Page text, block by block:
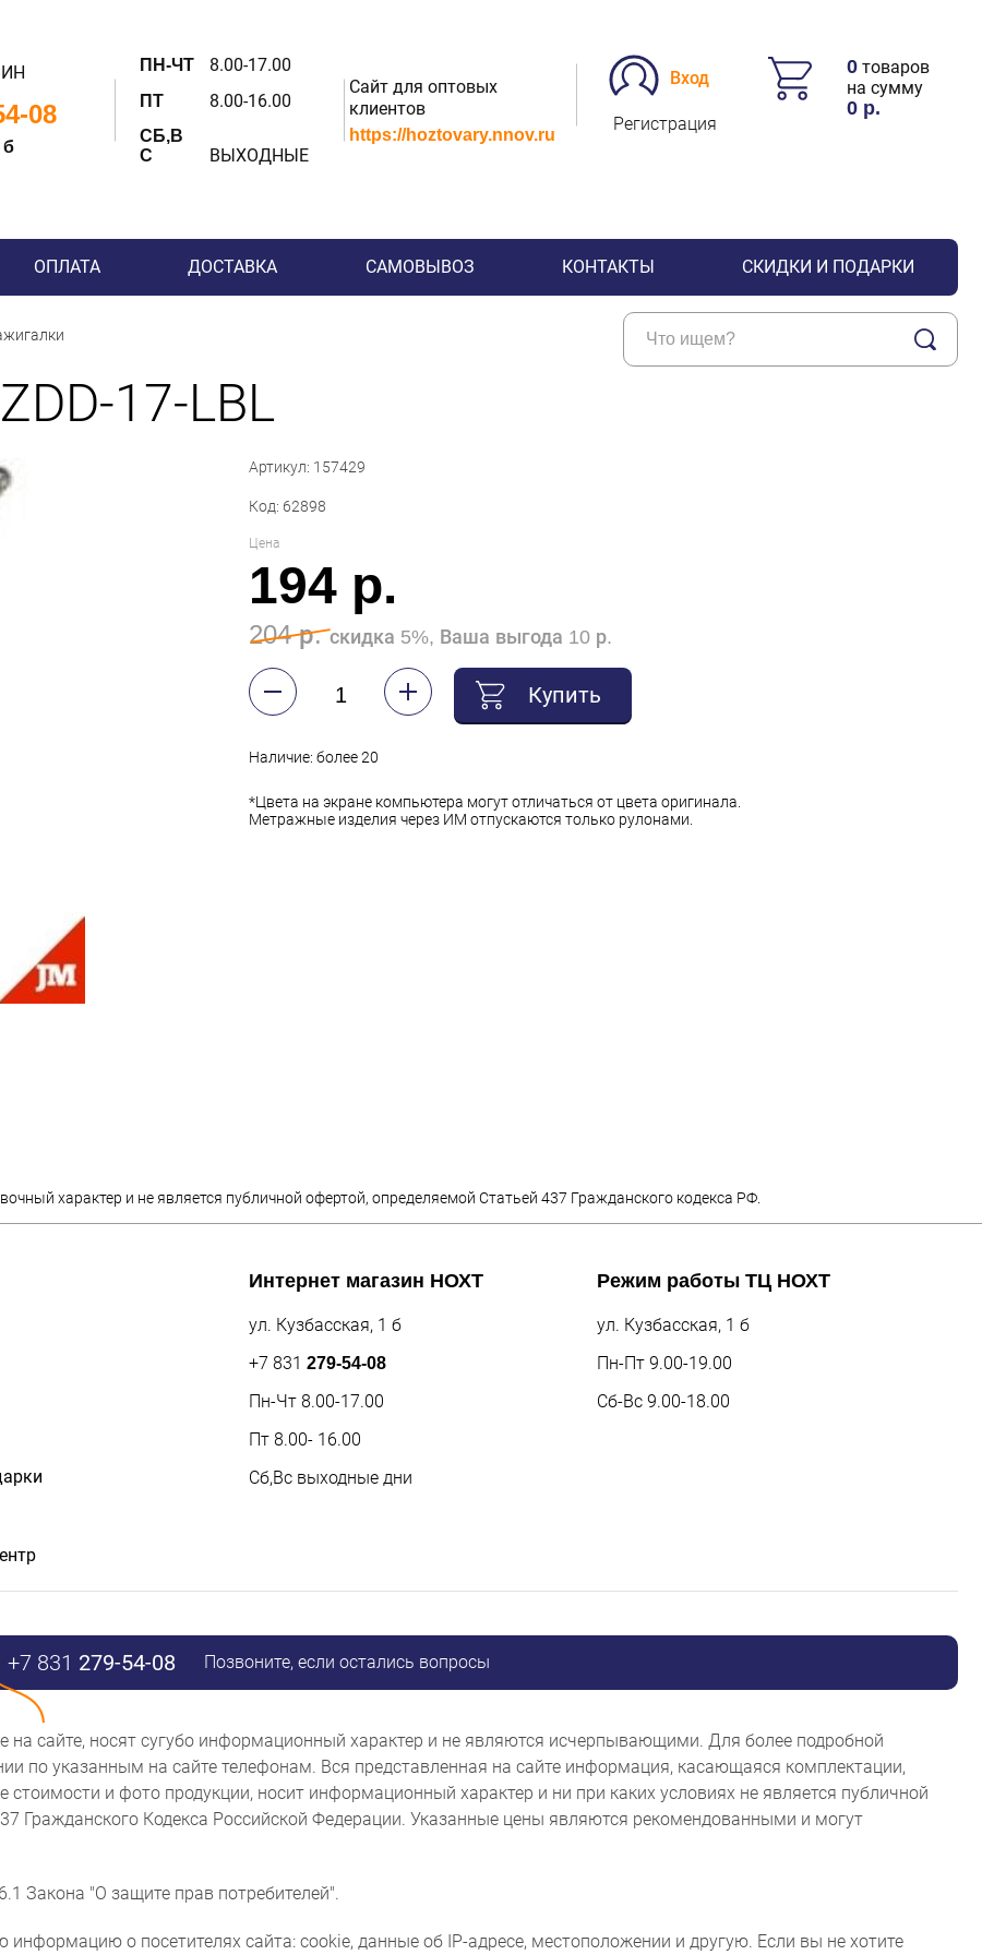
08
б
ПН-ЧТ 8.00-17.00
ПТ 8.00-16.00
СБ,В
С
ВЫХОДНЫЕ
Сайт для оптовых
клиентов
https://hoztovary.nnov.ru
Вход
Регистрация
0 товаров
на сумму
0 р.
ОПЛАТА ДОСТАВКА САМОВЫВОЗ КОНТАКТЫ СКИДКИ И ПОДАРКИ
17-LBL
Артикул: 157429
Код: 62898
Цена
194 р.
204 р.скидка 5%, Ваша выгода 10 р.
Купить
Наличие: более 20
*Цвета на экране компьютера могут отличаться от цвета оригинала.
Метражные изделия через ИМ отпускаются только рулонами.
характер и не является публичной офертой, определяемой Статьей 437 Гражданского кодекса РФ.
Интернет магазин НОХТ
ул. Кузбасская, 1 б
+7 831 279-54-08
Пн-Чт 8.00-17.00
Пт 8.00- 16.00
Сб,Вс выходные дни
Режим работы ТЦ НОХТ
ул. Кузбасская, 1 б
Пн-Пт 9.00-19.00
Сб-Вс 9.00-18.00
+7 831 279-54-08 Позвоните, если остались вопросы
на сайте, носят сугубо информационный характер и не являются исчерпывающими. Для более подробной
по указанным на сайте телефонам. Вся представленная на сайте информация, касающаяся комплектации,
стоимости и фото продукции, носит информационный характер и ни при каких условиях не является публичной
Гражданского Кодекса Российской Федерации. Указанные цены являются рекомендованными и могут
Закона "О защите прав потребителей".
информацию о посетителях сайта: cookie, данные об IP-адресе, местоположении и другую. Если вы не хотите